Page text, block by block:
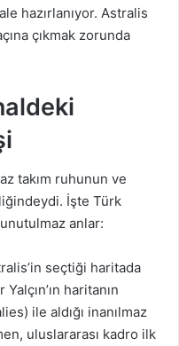
hazırlanıyor. Astralis
çıkmak zorunda
takım ruhunun ve
İşte Türk
anlar:
seçtiği haritada
Yalçın’ın haritanın
ile aldığı inanılmaz
uluslararası kadro ilk